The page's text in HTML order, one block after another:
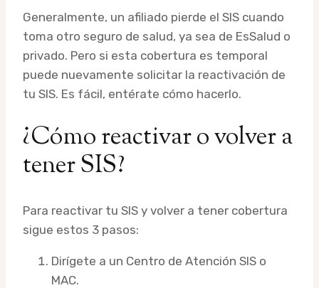
Generalmente, un afiliado pierde el SIS cuando
toma otro seguro de salud, ya sea de EsSalud o
privado. Pero si esta cobertura es temporal
puede nuevamente solicitar la reactivación de
tu SIS. Es fácil, entérate cómo hacerlo.
¿Cómo reactivar o volver a
tener SIS?
Para reactivar tu SIS y volver a tener cobertura
sigue estos 3 pasos:
Dirígete a un Centro de Atención SIS o
MAC.